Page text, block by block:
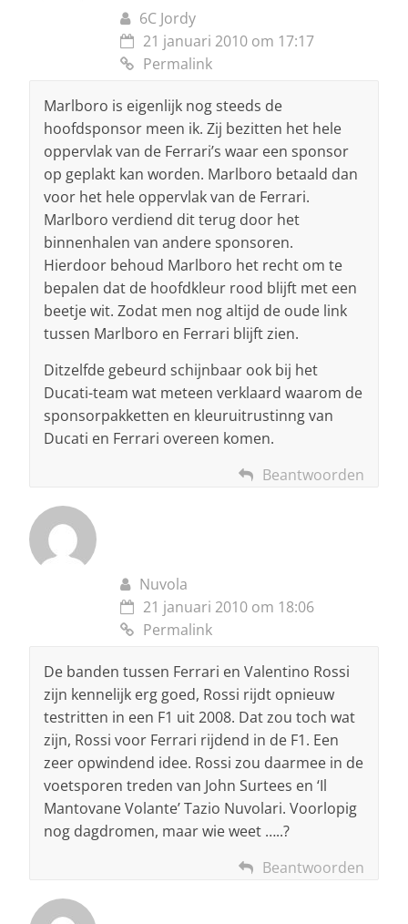
6C Jordy
21 januari 2010 om 17:17
Permalink
Marlboro is eigenlijk nog steeds de
hoofdsponsor meen ik. Zij bezitten het hele
oppervlak van de Ferrari’s waar een sponsor
op geplakt kan worden. Marlboro betaald dan
voor het hele oppervlak van de Ferrari.
Marlboro verdiend dit terug door het
binnenhalen van andere sponsoren.
Hierdoor behoud Marlboro het recht om te
bepalen dat de hoofdkleur rood blijft met een
beetje wit. Zodat men nog altijd de oude link
tussen Marlboro en Ferrari blijft zien.
Ditzelfde gebeurd schijnbaar ook bij het
Ducati-team wat meteen verklaard waarom de
sponsorpakketten en kleuruitrustinng van
Ducati en Ferrari overeen komen.
Beantwoorden
Nuvola
21 januari 2010 om 18:06
Permalink
De banden tussen Ferrari en Valentino Rossi
zijn kennelijk erg goed, Rossi rijdt opnieuw
testritten in een F1 uit 2008. Dat zou toch wat
zijn, Rossi voor Ferrari rijdend in de F1. Een
zeer opwindend idee. Rossi zou daarmee in de
voetsporen treden van John Surtees en ‘Il
Mantovane Volante’ Tazio Nuvolari. Voorlopig
nog dagdromen, maar wie weet …..?
Beantwoorden